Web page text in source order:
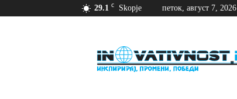
29.1 C Skopje петок, август 7, 2026